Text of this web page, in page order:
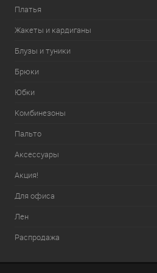
Платья
Жакеты и кардиганы
Блузы и туники
Брюки
Юбки
Комбинезоны
Пальто
Аксессуары
Акция!
Для офиса
Лен
Распродажа